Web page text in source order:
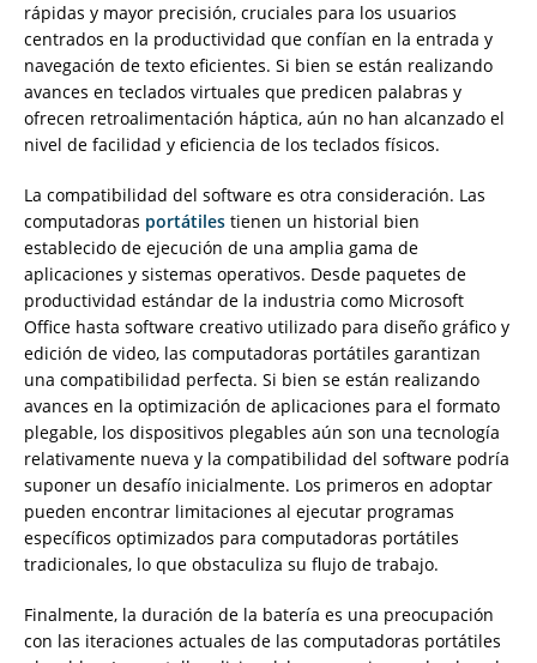
rápidas y mayor precisión, cruciales para los usuarios
centrados en la productividad que confían en la entrada y
navegación de texto eficientes. Si bien se están realizando
avances en teclados virtuales que predicen palabras y
ofrecen retroalimentación háptica, aún no han alcanzado el
nivel de facilidad y eficiencia de los teclados físicos.
La compatibilidad del software es otra consideración. Las
computadoras portátiles tienen un historial bien
establecido de ejecución de una amplia gama de
aplicaciones y sistemas operativos. Desde paquetes de
productividad estándar de la industria como Microsoft
Office hasta software creativo utilizado para diseño gráfico y
edición de video, las computadoras portátiles garantizan
una compatibilidad perfecta. Si bien se están realizando
avances en la optimización de aplicaciones para el formato
plegable, los dispositivos plegables aún son una tecnología
relativamente nueva y la compatibilidad del software podría
suponer un desafío inicialmente. Los primeros en adoptar
pueden encontrar limitaciones al ejecutar programas
específicos optimizados para computadoras portátiles
tradicionales, lo que obstaculiza su flujo de trabajo.
Finalmente, la duración de la batería es una preocupación
con las iteraciones actuales de las computadoras portátiles